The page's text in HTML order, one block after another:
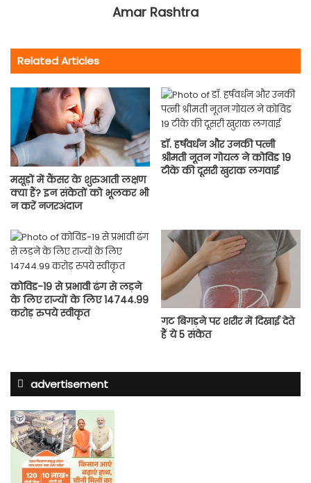
Amar Rashtra
Related Articles
मसूड़ों में कैंसर के शुरुआती लक्षण
क्या हैं? इन संकेतों को भूलकर भी
न करें नजरअंदाज
डॉ. हर्षवर्धन और उनकी पत्नी
श्रीमती नूतन गोयल ने कोविड 19
टीके की दूसरी खुराक लगवाई
कोविड-19 से प्रभावी ढंग से लड़ने
के लिए राज्यों के लिए 14744.99
करोड़ रुपये स्वीकृत
गट बिगड़ने पर शरीर में दिखाई देते
हैं ये 5 संकेत
advertisement